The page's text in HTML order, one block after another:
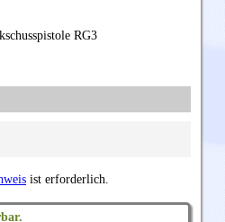
RG3
ist erforderlich.